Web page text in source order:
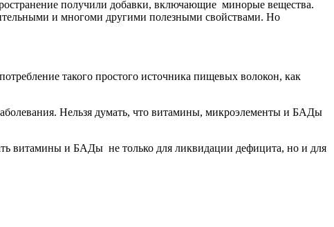
получили добавки, включающие минорые вещества.
и многоми другими полезными свойствами. Но
такого простого источника пищевых волокон, как
Нельзя думать, что витамины, микроэлементы и БАДы
витамины и БАДы не только для ликвидации дефицита, но и для